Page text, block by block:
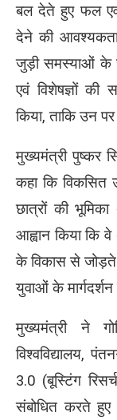
बल देते हुए फल एवं
देने की
जुड़ी समस्याओं के
एवं विशेषज्ञों की
किया, ताकि उन
मुख्यमंत्री पुष्कर
कहा कि विकसित
छात्रों की
आह्वान किया कि
के विकास से जोड़ते
युवाओं के
मुख्यमंत्री ने
विश्वविद्यालय,
3.0 (बूस्टिंग
संबोधित करते हुए